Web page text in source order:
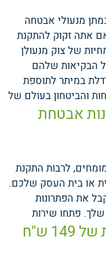
מנעולי אבטחה
אתה זקוק להתקנת
של צוק מנעולן
הבקיאות שלהם
במיתר לתוספת
אבטחת
והביטחון בעולם של
לרבות התקנת
או בית העסק שלכם.
את הפתרונות
שלך.
ש"ח
פתחו שירות